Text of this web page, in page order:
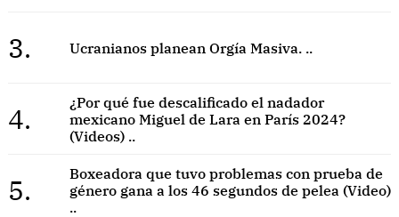
3. Ucranianos planean Orgía Masiva. ..
4.
¿Por qué fue descalificado el nadador
mexicano Miguel de Lara en París 2024?
(Videos) ..
5.
Boxeadora que tuvo problemas con prueba de
género gana a los 46 segundos de pelea (Video)
..